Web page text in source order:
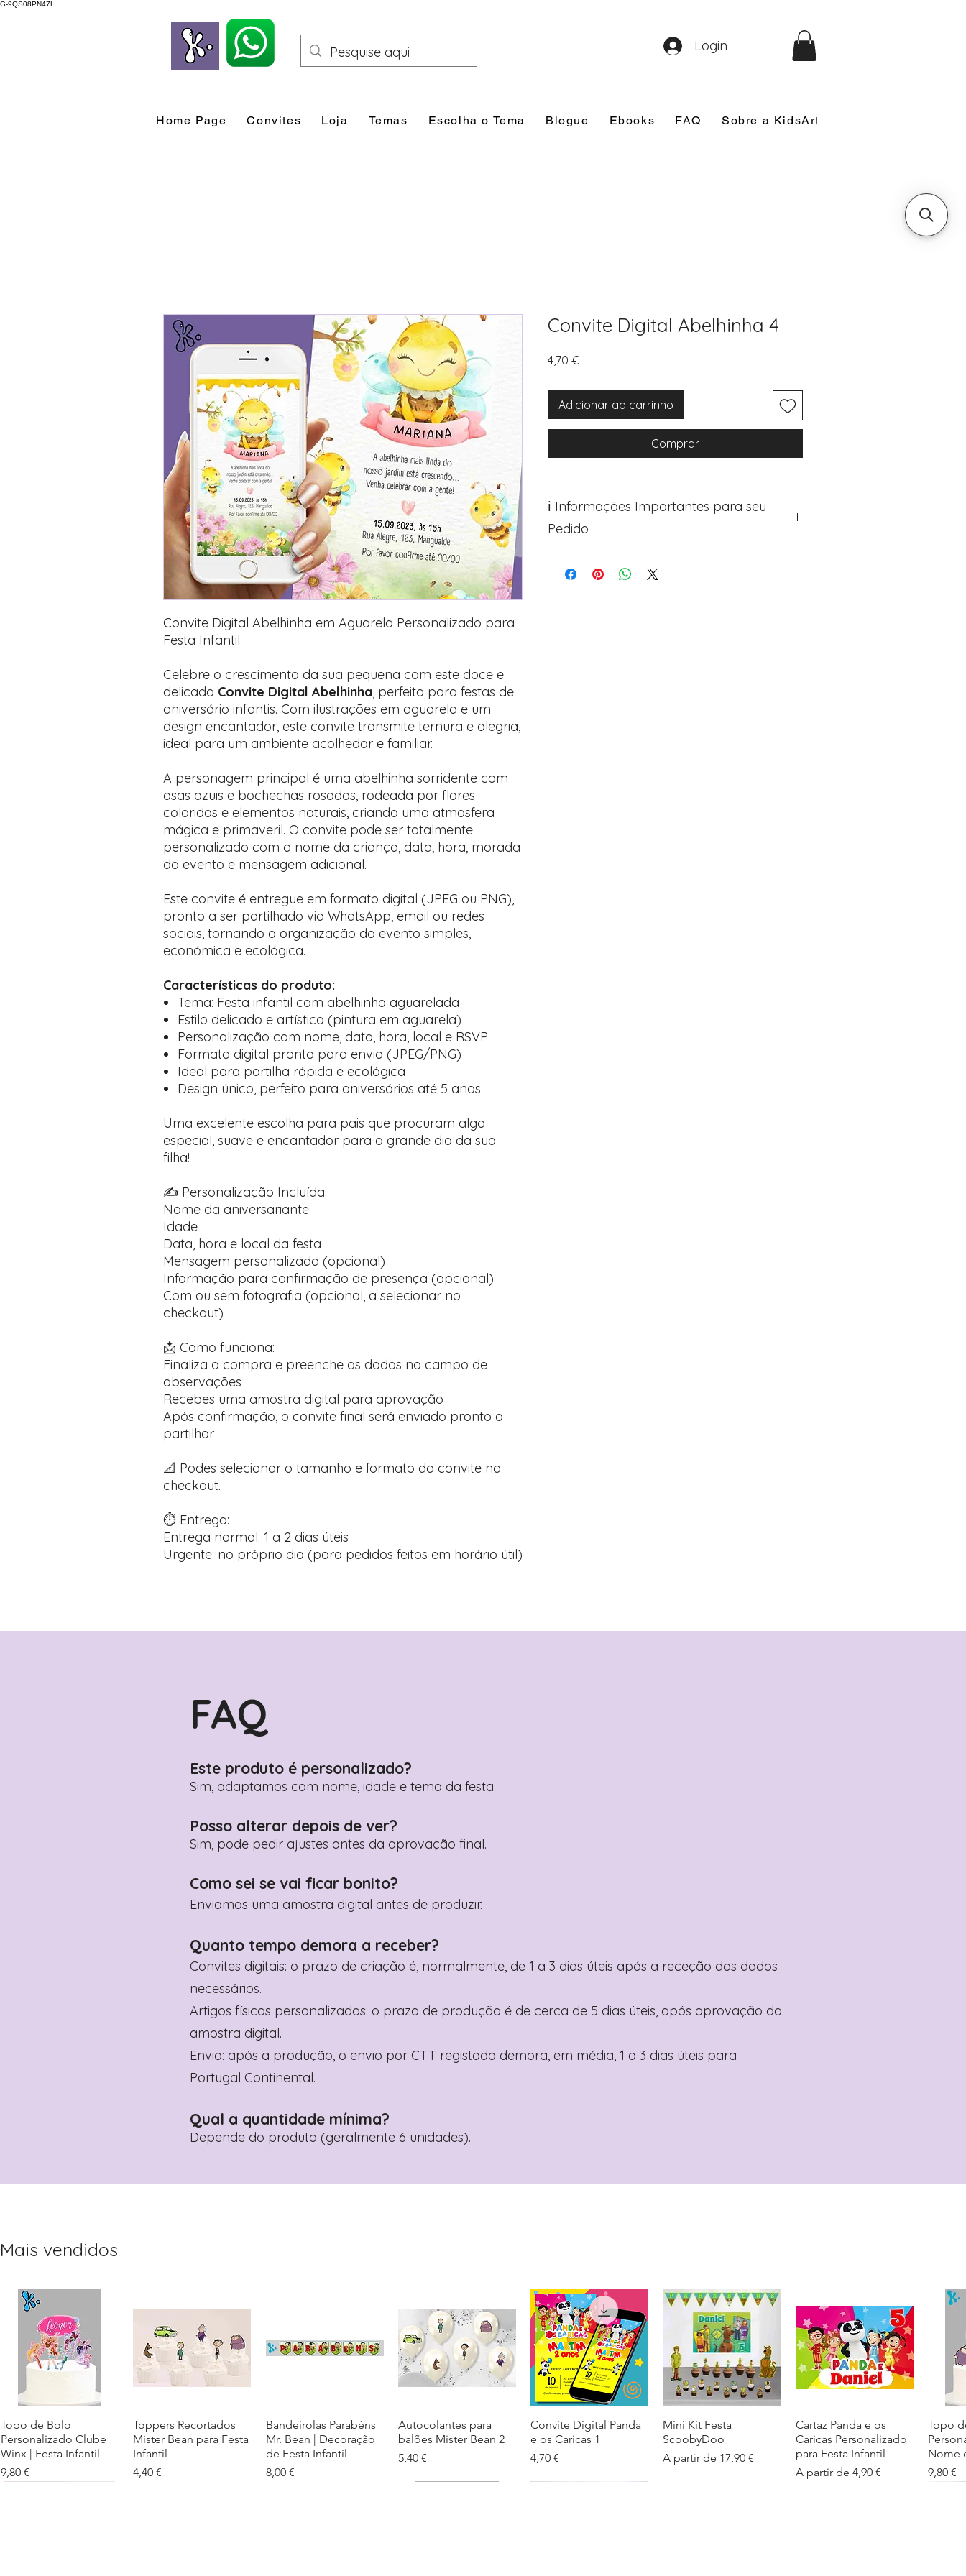
G-9QS08PN47L
Home Page Convites Loja Temas Escolha o Tema Blogue Ebooks FAQ Sobre a KidsArt
Login
Convite Digital Abelhinha em Aguarela Personalizado para
Festa Infantil
Celebre o crescimento da sua pequena com este doce e
delicado Convite Digital Abelhinha, perfeito para festas de
aniversário infantis. Com ilustrações em aguarela e um
design encantador, este convite transmite ternura e alegria,
ideal para um ambiente acolhedor e familiar.
A personagem principal é uma abelhinha sorridente com
asas azuis e bochechas rosadas, rodeada por flores
coloridas e elementos naturais, criando uma atmosfera
mágica e primaveril. O convite pode ser totalmente
personalizado com o nome da criança, data, hora, morada
do evento e mensagem adicional.
Este convite é entregue em formato digital (JPEG ou PNG),
pronto a ser partilhado via WhatsApp, email ou redes
sociais, tornando a organização do evento simples,
económica e ecológica.
Características do produto:
Tema: Festa infantil com abelhinha aguarelada
Estilo delicado e artístico (pintura em aguarela)
Personalização com nome, data, hora, local e RSVP
Formato digital pronto para envio (JPEG/PNG)
Ideal para partilha rápida e ecológica
Design único, perfeito para aniversários até 5 anos
Uma excelente escolha para pais que procuram algo
especial, suave e encantador para o grande dia da sua
filha!
✍️ Personalização Incluída:
Nome da aniversariante
Idade
Data, hora e local da festa
Mensagem personalizada (opcional)
Informação para confirmação de presença (opcional)
Com ou sem fotografia (opcional, a selecionar no
checkout)
📩 Como funciona:
Finaliza a compra e preenche os dados no campo de
observações
Recebes uma amostra digital para aprovação
Após confirmação, o convite final será enviado pronto a
partilhar
📐 Podes selecionar o tamanho e formato do convite no
checkout.
⏱️ Entrega:
Entrega normal: 1 a 2 dias úteis
Urgente: no próprio dia (para pedidos feitos em horário útil)
Convite Digital Abelhinha 4
4,70 €Preço
Adicionar ao carrinho
Comprar
ℹ️ Informações Importantes para seu
Pedido
Avance para a página de checkout (próximo passo
FAQ
Este produto é personalizado?
Sim, adaptamos com nome, idade e tema da festa.
Posso alterar depois de ver?
Sim, pode pedir ajustes antes da aprovação final.
Como sei se vai ficar bonito?
Enviamos uma amostra digital antes de produzir.
Quanto tempo demora a receber?
Convites digitais: o prazo de criação é, normalmente, de 1 a 3 dias úteis após a receção dos dados
necessários.
Artigos físicos personalizados: o prazo de produção é de cerca de 5 dias úteis, após aprovação da
amostra digital.
Envio: após a produção, o envio por CTT registado demora, em média, 1 a 3 dias úteis para
Portugal Continental.
Qual a quantidade mínima?
Depende do produto (geralmente 6 unidades).
Mais vendidos
Visualização rápida
Topo de Bolo
Personalizado Clube
Winx | Festa Infantil
Preço
9,80 €
Visualização rápida
Toppers Recortados
Mister Bean para Festa
Infantil
Preço
4,40 €
Visualização rápida
Bandeirolas Parabéns
Mr. Bean | Decoração
de Festa Infantil
Preço
8,00 €
Visualização rápida
Autocolantes para
balões Mister Bean 2
Preço
5,40 €
Visualização rápida
Convite Digital Panda
e os Caricas 1
Preço
4,70 €
Visualização rápida
Mini Kit Festa
ScoobyDoo
A partir de 17,90 €
Preço promocional
Visualização rápida
Cartaz Panda e os
Caricas Personalizado
para Festa Infantil
A partir de 4,90 €
Preço promocional
Topo
Nome
Preço
9,80 €